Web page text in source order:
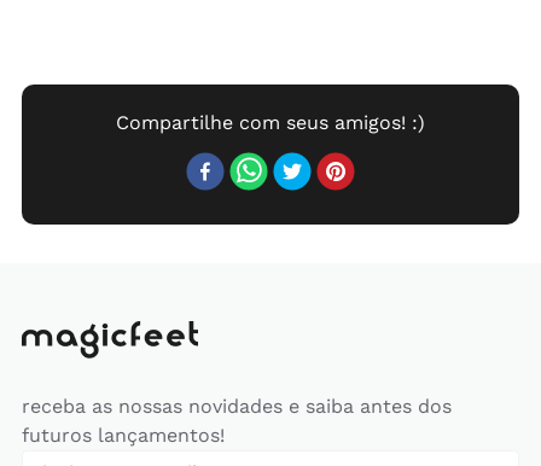
receba as nossas novidades e saiba antes dos
futuros lançamentos!